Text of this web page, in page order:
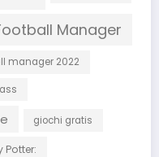
Manager
manager 2022
giochi gratis
Potter: